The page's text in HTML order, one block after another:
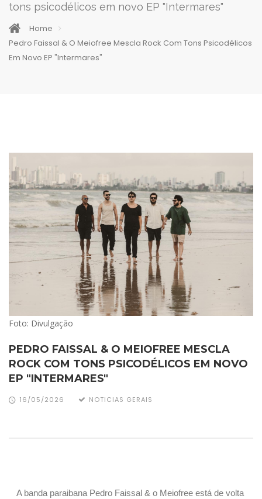
tons psicodélicos em novo EP "Intermares"
Home
Pedro Faissal & O Meiofree Mescla Rock Com Tons Psicodélicos
Em Novo EP "Intermares"
Foto: Divulgação
PEDRO FAISSAL & O MEIOFREE MESCLA
ROCK COM TONS PSICODÉLICOS EM NOVO
EP "INTERMARES"
16/05/2026 NOTICIAS GERAIS
A banda paraibana Pedro Faissal & o Meiofree está de volta